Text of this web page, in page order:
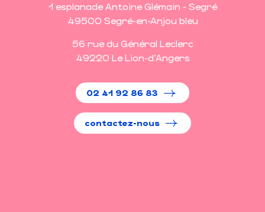
1 esplanade Antoine Glémain - Segré
49500 Segré-en-Anjou bleu
56 rue du Général Leclerc
49220 Le Lion-d'Angers
02 41 92 86 83
contactez-nous